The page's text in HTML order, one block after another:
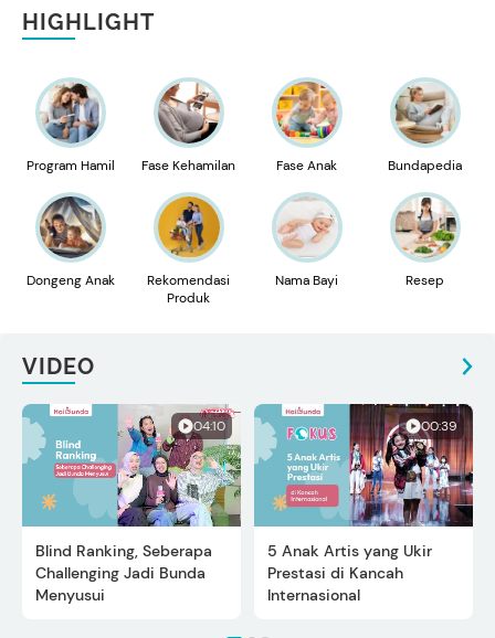
HIGHLIGHT
Program Hamil Fase Kehamilan Fase Anak Bundapedia
Dongeng Anak
Rekomendasi
Produk
Nama Bayi Resep
VIDEO
04:10
Blind Ranking, Seberapa
Challenging Jadi Bunda
Menyusui
00:39
5 Anak Artis yang Ukir
Prestasi di Kancah
Internasional